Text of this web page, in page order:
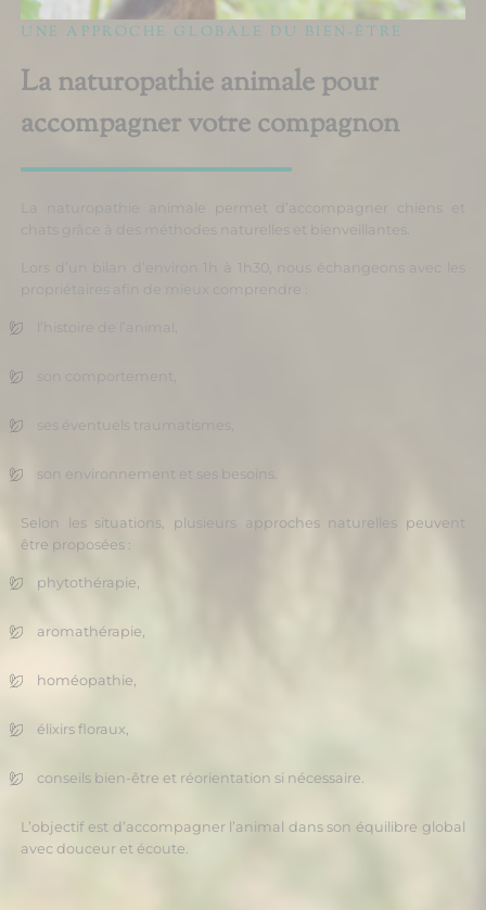
UNE APPROCHE GLOBALE DU BIEN-ÊTRE
La naturopathie animale pour
accompagner votre compagnon
La naturopathie animale permet d’accompagner chiens et
chats grâce à des méthodes naturelles et bienveillantes.
Lors d’un bilan d’environ 1h à 1h30, nous échangeons avec les
propriétaires afin de mieux comprendre :
l’histoire de l’animal,
son comportement,
ses éventuels traumatismes,
son environnement et ses besoins.
Selon les situations, plusieurs approches naturelles peuvent
être proposées :
phytothérapie,
aromathérapie,
homéopathie,
élixirs floraux,
conseils bien-être et réorientation si nécessaire.
L’objectif est d’accompagner l’animal dans son équilibre global
avec douceur et écoute.